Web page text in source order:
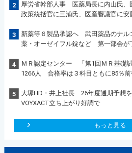
2
厚労省幹部人事 医薬局長に内山氏
政策統括官に三浦氏、医産審議官に安
3
新薬等６製品承認へ 武田薬品のナル
薬・オーゼイフル錠など 第一部会が
4
ＭＲ認定センター 「第1回ＭＲ基礎
1266人 合格率は３科目ともに85％前
5
大塚HD・井上社長 26年度通期予想
VOYXACT立ち上がり好調で
もっと見る